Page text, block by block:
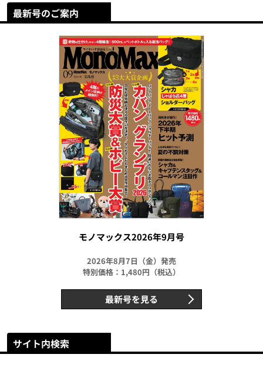
最新号のご案内
モノマックス2026年9月号
2026年8月7日（金）発売
特別価格：1,480円（税込）
最新号を見る
サイト内検索